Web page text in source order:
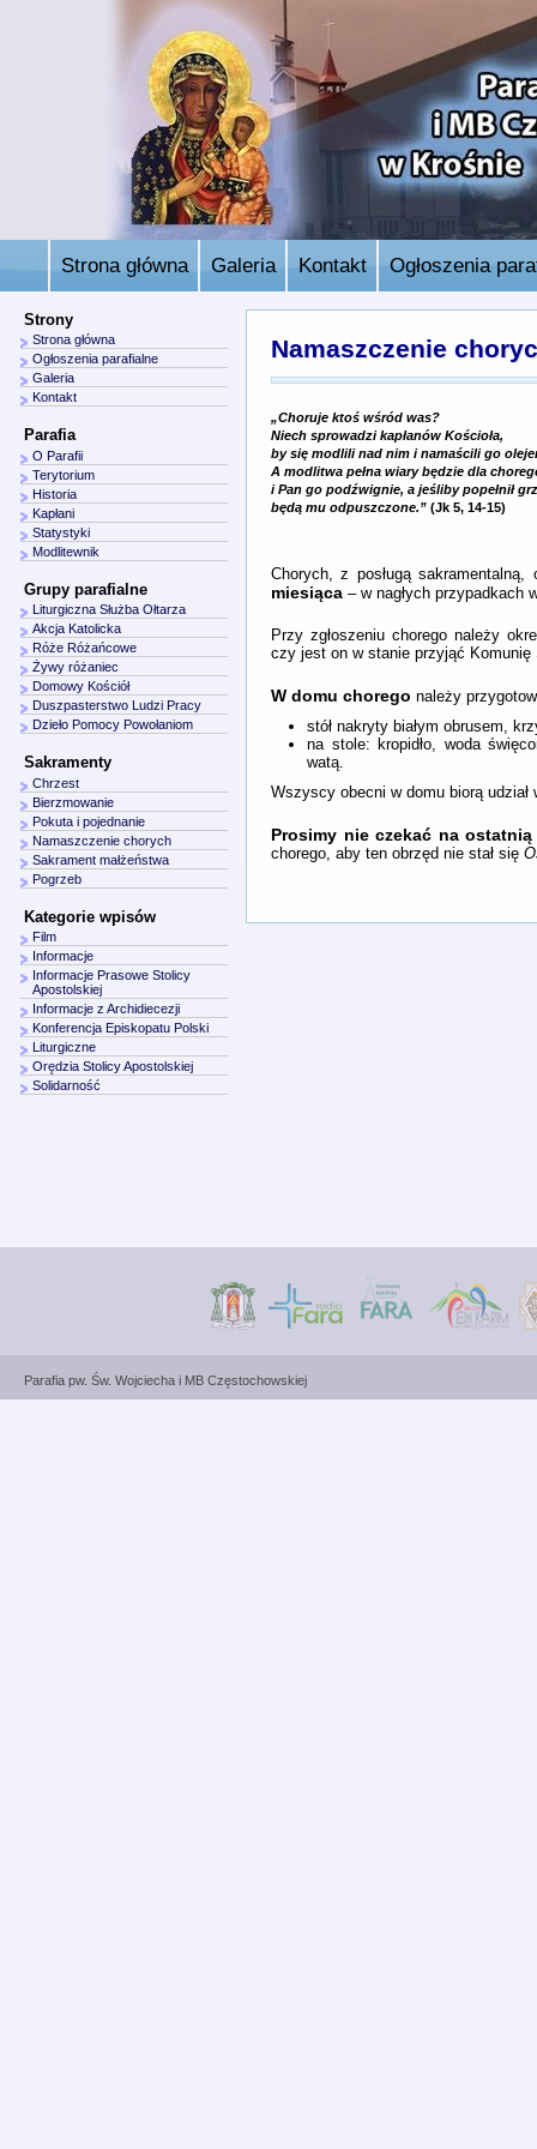
Strona główna Galeria Kontakt Ogłoszenia
Namaszczenie
„Choruje ktoś wśród was?
Niech sprowadzi kapłanów Kościoła,
by się modlili nad nim i namaścili go
A modlitwa pełna wiary będzie dla
i Pan go podźwignie, a jeśliby popełnił
będą mu odpuszczone.” (Jk 5, 14-15)
Chorych, z posługą sakramentalną,
miesiąca – w nagłych przypadkach
Przy zgłoszeniu chorego należy
czy jest on w stanie przyjąć Komunię
W domu chorego należy
stół nakryty białym obrusem,
na stole: kropidło, woda
watą.
Wszyscy obecni w domu biorą udział
Prosimy nie czekać na
chorego, aby ten obrzęd nie stał się
Strony
Strona główna
Ogłoszenia parafialne
Galeria
Kontakt
Parafia
O Parafii
Terytorium
Historia
Kapłani
Statystyki
Modlitewnik
Grupy parafialne
Liturgiczna Służba Ołtarza
Akcja Katolicka
Róże Różańcowe
Żywy różaniec
Domowy Kościół
Duszpasterstwo Ludzi Pracy
Dzieło Pomocy Powołaniom
Sakramenty
Chrzest
Bierzmowanie
Pokuta i pojednanie
Namaszczenie chorych
Sakrament małżeństwa
Pogrzeb
Kategorie wpisów
Film
Informacje
Informacje Prasowe Stolicy
Apostolskiej
Informacje z Archidiecezji
Konferencja Episkopatu Polski
Liturgiczne
Orędzia Stolicy Apostolskiej
Solidarność
Parafia pw. Św. Wojciecha i MB Częstochowskiej